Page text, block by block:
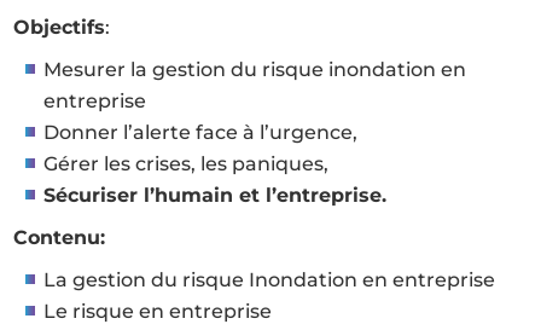
Objectifs:
Mesurer la gestion du risque inondation en
entreprise
Donner l’alerte face à l’urgence,
Gérer les crises, les paniques,
Sécuriser l’humain et l’entreprise.
Contenu:
La gestion du risque Inondation en entreprise
Le risque en entreprise